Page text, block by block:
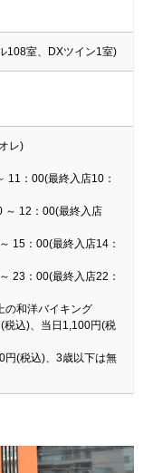
108室、DXツイン1室)
レ)
：00(最終入店10：
：00(最終入店
：00(最終入店14：
：00(最終入店22：
の和洋バイキング
税込)、当日1,100円(税
(税込)、3歳以下は無